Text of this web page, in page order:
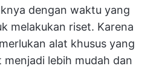
dengan waktu yang
melakukan riset. Karena
alat khusus yang
lebih mudah dan